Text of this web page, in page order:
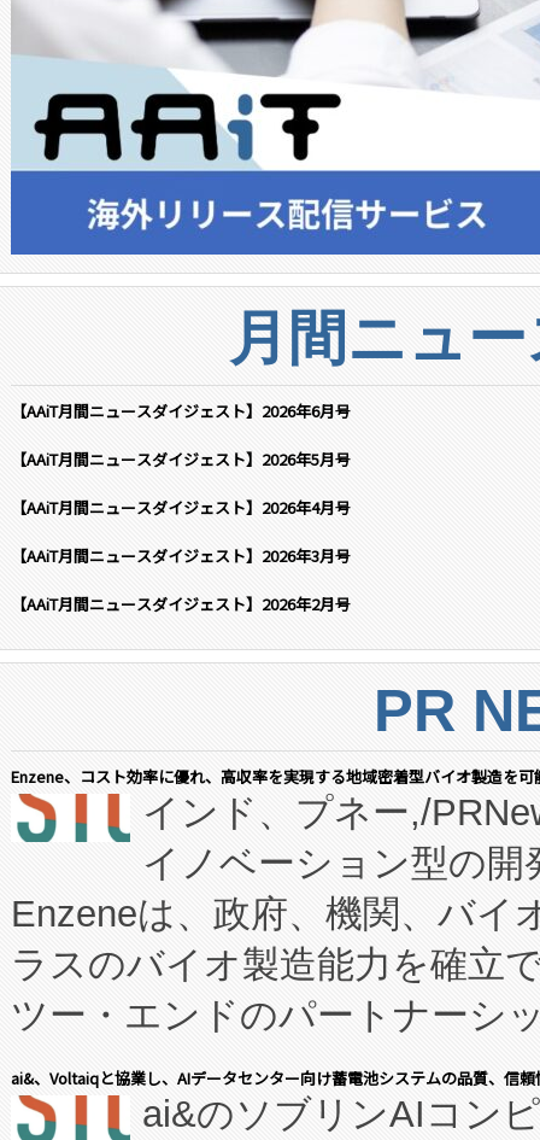
月間ニュ
【AAiT月間ニュースダイジェスト】2026年6月号
【AAiT月間ニュースダイジェスト】2026年5月号
【AAiT月間ニュースダイジェスト】2026年4月号
【AAiT月間ニュースダイジェスト】2026年3月号
【AAiT月間ニュースダイジェスト】2026年2月号
PR
Enzene、コスト効率に優れ、高収率を実現する地域密着型バイオ製造を
インド、プネー,/
イノベーション型の
Enzeneは、政府、機関、バイ
ラスのバイオ製造能力を確立
ツー・エンドのパートナーシ
表しました。 同社の実績ある
manufacturing™ (FCCM™) プ
ai&、Voltaiqと協業し、AIデータセンター向け蓄電池システムの品質、信
ai&のソブリンAIコン